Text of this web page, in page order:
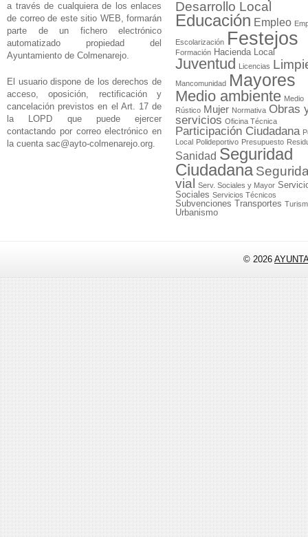
a través de cualquiera de los enlaces
de correo de este sitio WEB, formarán
parte de un fichero electrónico
automatizado propiedad del
Ayuntamiento de Colmenarejo.
El usuario dispone de los derechos de
acceso, oposición, rectificación y
cancelación previstos en el Art. 17 de
la LOPD que puede ejercer
contactando por correo electrónico en
la cuenta sac@ayto-colmenarejo.org.
Desarrollo Local
Educación Empleo
Escolarización Festejos
Formación Hacienda Local
Juventud Licencias
Mancomunidad Mayores
Medio ambiente Medio
Rústico Mujer Normativa Obras
servicios Oficina Técnica
Participación Ciudadana
Local Polideportivo Presupuesto
Sanidad Seguridad
Ciudadana
vial
Serv. Sociales y Mayor
Sociales Servicios Técnicos
Subvenciones Transportes
Urbanismo
© 2026